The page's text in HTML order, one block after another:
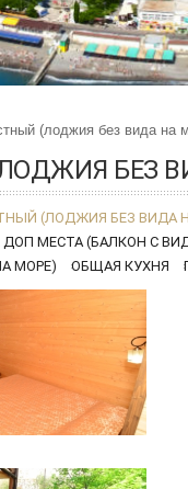
(лоджия без вида на
БЕЗ
(ЛОДЖИЯ БЕЗ ВИДА
МЕСТА (БАЛКОН С
МОРЕ)
ОБЩАЯ КУХНЯ